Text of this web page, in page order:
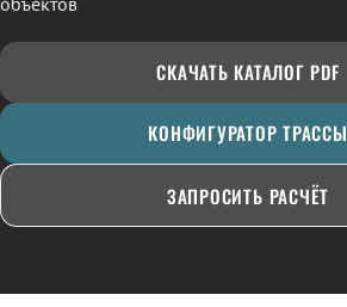
СКАЧАТЬ КАТАЛОГ PDF
КОНФИГУРАТОР ТРАССЫ
ЗАПРОСИТЬ РАСЧЁТ